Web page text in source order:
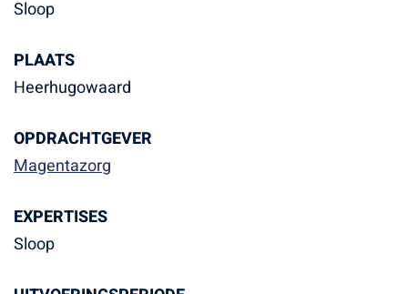
Sloop
PLAATS
Heerhugowaard
OPDRACHTGEVER
Magentazorg
EXPERTISES
Sloop